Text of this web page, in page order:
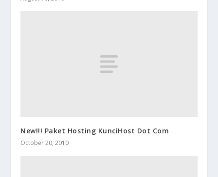
New!!! Paket Hosting KunciHost Dot Com
October 20, 2010